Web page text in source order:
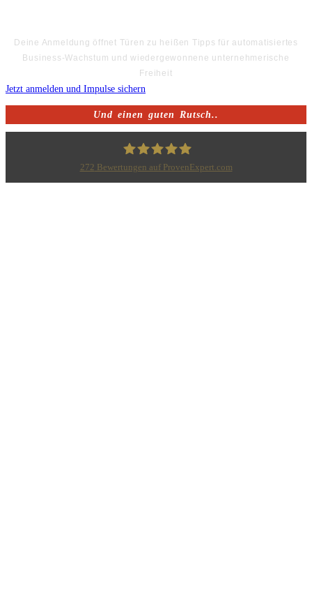
Deine Anmeldung öffnet Türen zu heißen Tipps für automatisiertes
Business-Wachstum und wiedergewonnene unternehmerische
Freiheit
Jetzt anmelden und Impulse sichern
Und einen guten Rutsch..
272 Bewertungen auf ProvenExpert.com